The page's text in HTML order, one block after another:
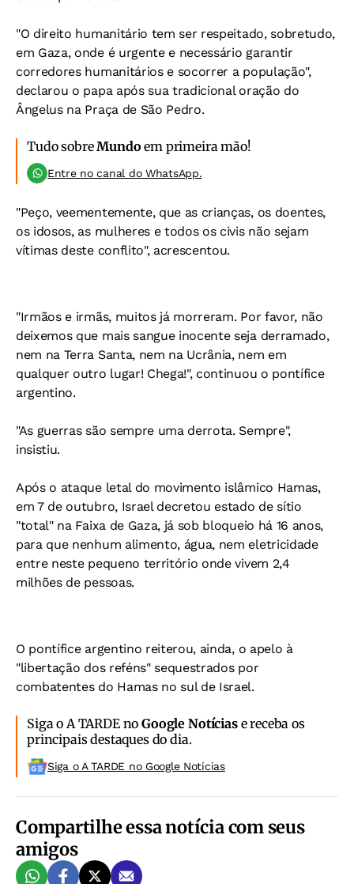
"O direito humanitário tem ser respeitado, sobretudo,
em Gaza, onde é urgente e necessário garantir
corredores humanitários e socorrer a população",
declarou o papa após sua tradicional oração do
Ângelus na Praça de São Pedro.
Tudo sobreMundo em primeira mão!
Entre no canal do WhatsApp.
"Peço, veementemente, que as crianças, os doentes,
os idosos, as mulheres e todos os civis não sejam
vítimas deste conflito", acrescentou.
"Irmãos e irmãs, muitos já morreram. Por favor, não
deixemos que mais sangue inocente seja derramado,
nem na Terra Santa, nem na Ucrânia, nem em
qualquer outro lugar! Chega!", continuou o pontífice
argentino.
"As guerras são sempre uma derrota. Sempre",
insistiu.
Após o ataque letal do movimento islâmico Hamas,
em 7 de outubro, Israel decretou estado de sítio
"total" na Faixa de Gaza, já sob bloqueio há 16 anos,
para que nenhum alimento, água, nem eletricidade
entre neste pequeno território onde vivem 2,4
milhões de pessoas.
O pontífice argentino reiterou, ainda, o apelo à
"libertação dos reféns" sequestrados por
combatentes do Hamas no sul de Israel.
Siga o A TARDE noGoogle Notíciase receba os
principais destaques do dia.
Siga o A TARDE no Google Noticias
Compartilhe essa notícia com seus
amigos